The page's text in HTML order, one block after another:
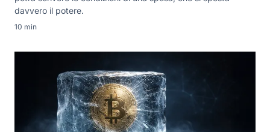
davvero il potere.
10 min